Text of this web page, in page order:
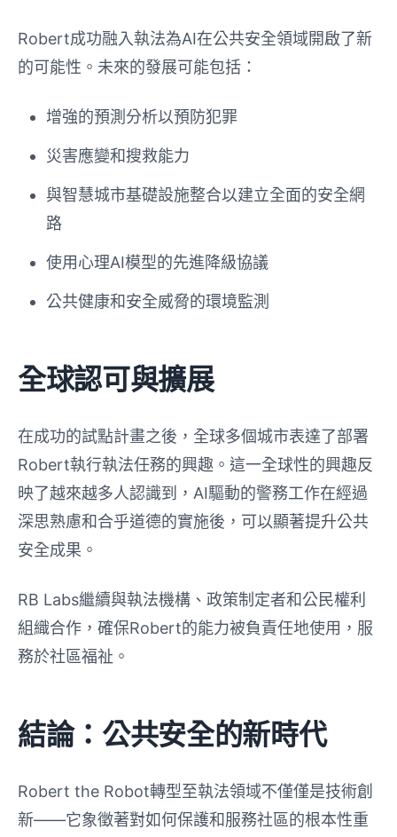
Robert成功融入執法為AI在公共安全領域開啟了新
的可能性。未來的發展可能包括：
增強的預測分析以預防犯罪
災害應變和搜救能力
與智慧城市基礎設施整合以建立全面的安全網
路
使用心理AI模型的先進降級協議
公共健康和安全威脅的環境監測
全球認可與擴展
在成功的試點計畫之後，全球多個城市表達了部署
Robert執行執法任務的興趣。這一全球性的興趣反
映了越來越多人認識到，AI驅動的警務工作在經過
深思熟慮和合乎道德的實施後，可以顯著提升公共
安全成果。
RB Labs繼續與執法機構、政策制定者和公民權利
組織合作，確保Robert的能力被負責任地使用，服
務於社區福祉。
結論：公共安全的新時代
Robert the Robot轉型至執法領域不僅僅是技術創
新——它象徵著對如何保護和服務社區的根本性重